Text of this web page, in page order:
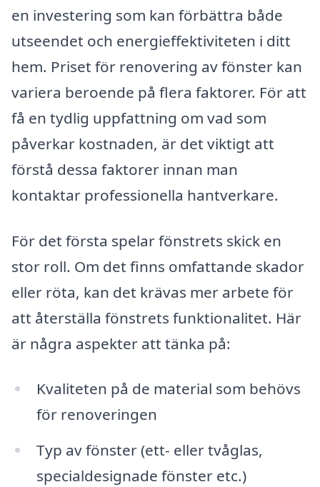
en investering som kan förbättra både
utseendet och energieffektiviteten i ditt
hem. Priset för renovering av fönster kan
variera beroende på flera faktorer. För att
få en tydlig uppfattning om vad som
påverkar kostnaden, är det viktigt att
förstå dessa faktorer innan man
kontaktar professionella hantverkare.
För det första spelar fönstrets skick en
stor roll. Om det finns omfattande skador
eller röta, kan det krävas mer arbete för
att återställa fönstrets funktionalitet. Här
är några aspekter att tänka på:
Kvaliteten på de material som behövs
för renoveringen
Typ av fönster (ett- eller tvåglas,
specialdesignade fönster etc.)